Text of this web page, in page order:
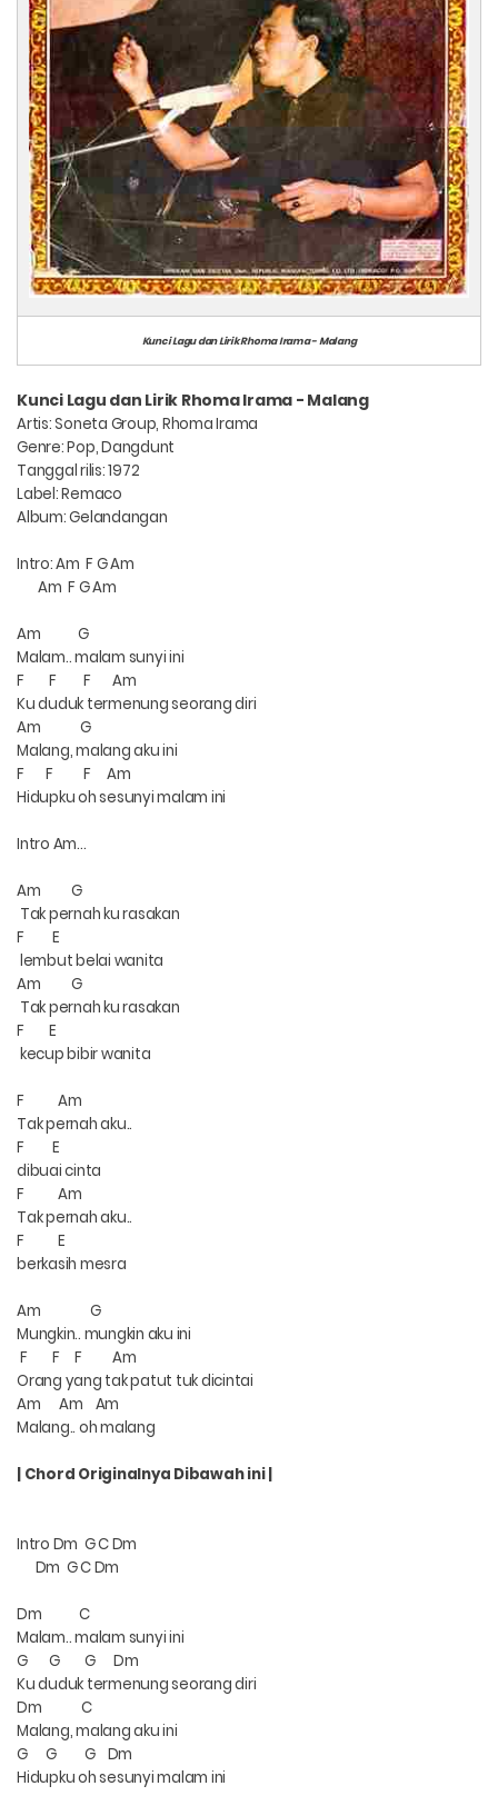
Kunci Lagu dan Lirik Rhoma Irama - Malang
Kunci Lagu dan Lirik Rhoma Irama - Malang
Artis: Soneta Group, Rhoma Irama
Genre: Pop, Dangdunt
Tanggal rilis: 1972
Label: Remaco
Album: Gelandangan
Intro: Am F G Am
Am F G Am
Am
G
Malam.. malam sunyi ini
F
F F
Am
Ku duduk termenung seorang diri
Am
G
Malang, malang aku ini
F
F F
Am
Hidupku oh sesunyi malam ini
Intro Am...
Am
G
Tak pernah ku rasakan
F
E
lembut belai wanita
Am
G
Tak pernah ku rasakan
F
E
kecup bibir wanita
F
Am
Tak pernah aku..
F
E
dibuai cinta
F
Am
Tak pernah aku..
F
E
berkasih mesra
Am
G
Mungkin.. mungkin aku ini
F
F F
Am
Orang yang tak patut tuk dicintai
Am
Am
Am
Malang.. oh malang
| Chord Originalnya Dibawah ini |
Intro Dm G C Dm
Dm G C Dm
Dm
C
Malam.. malam sunyi ini
G
G G
Dm
Ku duduk termenung seorang diri
Dm
C
Malang, malang aku ini
G
G G
Dm
Hidupku oh sesunyi malam ini